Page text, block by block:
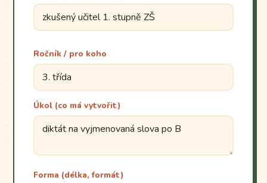
Ročník / pro koho
Úkol (co má vytvořit)
Forma (délka, formát)